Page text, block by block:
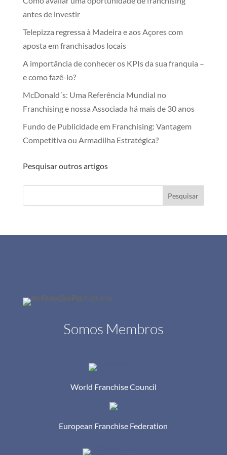
antes de investir
Telepizza regressa à Madeira e aos Açores com
aposta em franchisados locais
A importância de conhecer os KPIs da sua franquia –
e como fazê-lo?
McDonald´s: Uma Referência Mundial no
Franchising e nossa Associada há mais de 30 anos
Fundo de Publicidade em Franchising: Vantagem
Competitiva ou Armadilha Estratégica?
Pesquisar outros artigos
Pesquisar
Somos Membros
World Franchise Council
European Franchise Federation